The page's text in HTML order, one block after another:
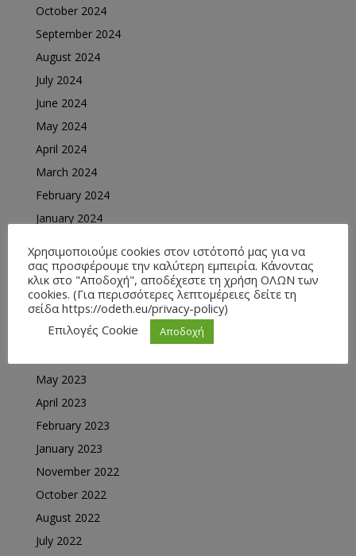
October 2024
September 2024
August 2024
July 2024
June 2024
May 2024
April 2024
March 2024
February 2024
January 2024
November 2023
October 2023
September 2023
August 2023
May 2023
April 2023
February 2023
January 2023
November 2022
October 2022
August 2022
July 2022
Χρησιμοποιούμε cookies στον ιστότοπό μας για να
σας προσφέρουμε την καλύτερη εμπειρία. Κάνοντας
κλικ στο "Αποδοχή", αποδέχεστε τη χρήση ΟΛΩΝ των
cookies. (Για περισσότερες λεπτομέρειες δείτε τη
σείδα https://odeth.eu/privacy-policy)
Επιλογές Cookie
Αποδοχή